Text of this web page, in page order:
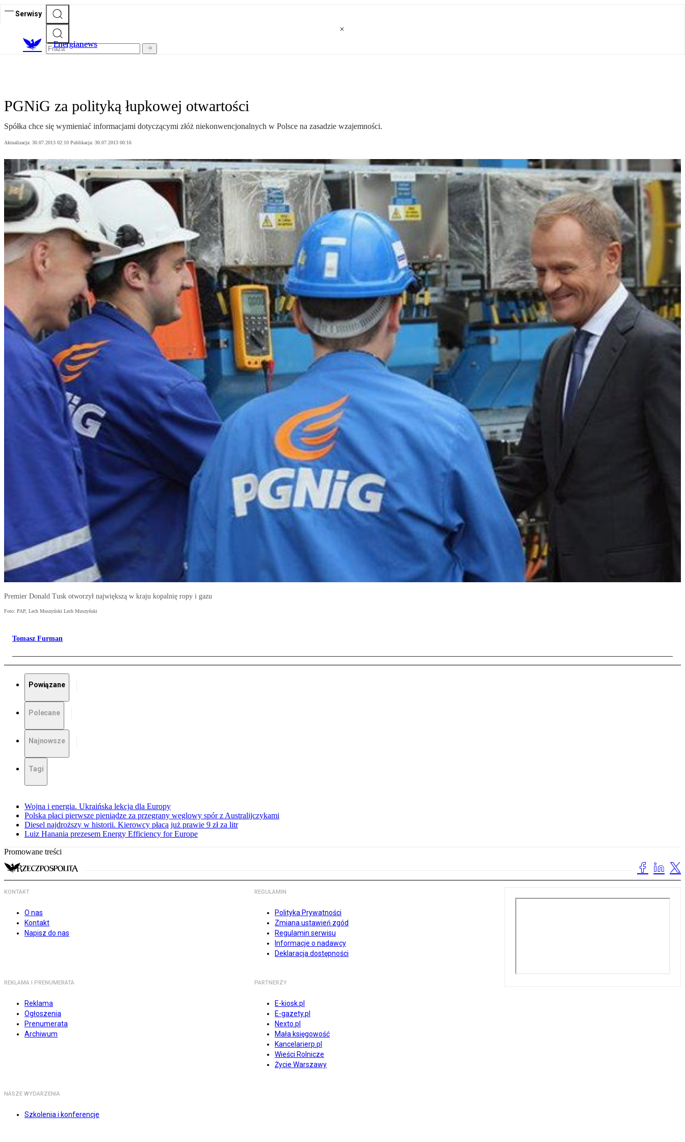
Serwisy
Energianews
PGNiG za polityką łupkowej otwartości
Spółka chce się wymieniać informacjami dotyczącymi złóż niekonwencjonalnych w Polsce na zasadzie wzajemności.
Aktualizacja: 30.07.2013 02:10 Publikacja: 30.07.2013 00:16
Premier Donald Tusk otworzył największą w kraju kopalnię ropy i gazu
Foto: PAP, Lech Muszyński Lech Muszyński
Tomasz Furman
Powiązane
Polecane
Najnowsze
Tagi
Wojna i energia. Ukraińska lekcja dla Europy
Polska płaci pierwsze pieniądze za przegrany węglowy spór z Australijczykami
Diesel najdroższy w historii. Kierowcy płacą już prawie 9 zł za litr
Luiz Hanania prezesem Energy Efficiency for Europe
Promowane treści
KONTAKT
O nas
Kontakt
Napisz do nas
REGULAMIN
Polityka Prywatności
Zmiana ustawień zgód
Regulamin serwisu
Informacje o nadawcy
Deklaracja dostępności
REKLAMA I PRENUMERATA
Reklama
Ogłoszenia
Prenumerata
Archiwum
PARTNERZY
E-kiosk.pl
E-gazety.pl
Nexto.pl
Mała księgowość
Kancelarierp.pl
Wieści Rolnicze
Życie Warszawy
NASZE WYDARZENIA
Szkolenia i konferencje